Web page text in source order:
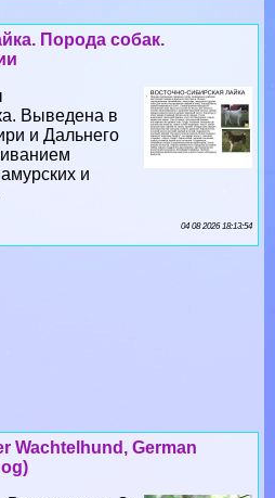
Порода собак.
Выведена в
и Дальнего
и
04 08 2026 18:13:54
Wachtelhund, German